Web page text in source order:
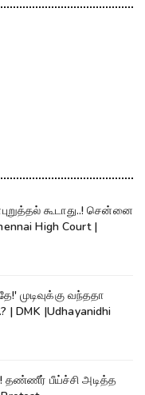
கூடாது..! சென்னை
High Court |
முடிவுக்கு வந்ததா
| DMK |Udhayanidhi
தண்ணீர் பீய்ச்சி அடித்த